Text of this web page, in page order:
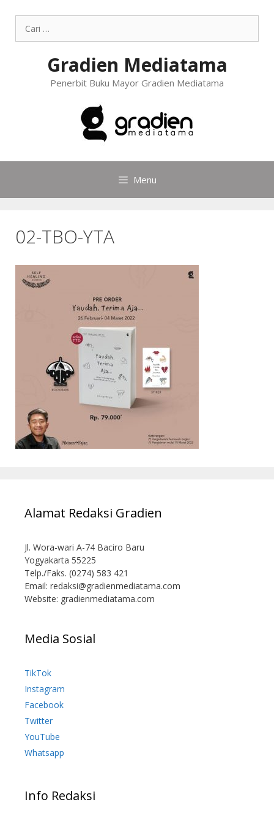
Gradien Mediatama
Penerbit Buku Mayor Gradien Mediatama
Menu
02-TBO-YTA
Alamat Redaksi Gradien
Jl. Wora-wari A-74 Baciro Baru
Yogyakarta 55225
Telp./Faks. (0274) 583 421
Email: redaksi@gradienmediatama.com
Website: gradienmediatama.com
Media Sosial
TikTok
Instagram
Facebook
Twitter
YouTube
Whatsapp
Info Redaksi